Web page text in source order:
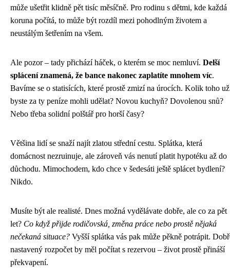
může ušetřit klidně pět tisíc měsíčně. Pro rodinu s dětmi, kde každá
koruna počítá, to může být rozdíl mezi pohodlným životem a
neustálým šetřením na všem.
Ale pozor – tady přichází háček, o kterém se moc nemluví. Delší
splácení znamená, že bance nakonec zaplatíte mnohem víc.
Bavíme se o statisících, které prostě zmizí na úrocích. Kolik toho už
byste za ty peníze mohli udělat? Novou kuchyň? Dovolenou snů?
Nebo třeba solidní polštář pro horší časy?
Většina lidí se snaží najít zlatou střední cestu. Splátka, která
domácnost nezruinuje, ale zároveň vás nenutí platit hypotéku až do
důchodu. Mimochodem, kdo chce v šedesáti ještě splácet bydlení?
Nikdo.
Musíte být ale realisté. Dnes možná vydělávate dobře, ale co za pět
let? Co když přijde rodičovská, změna práce nebo prostě nějaká
nečekaná situace? Vyšší splátka vás pak může pěkně potrápit.
nastavený rozpočet by měl počítat s rezervou – život prostě přináší
překvapení.